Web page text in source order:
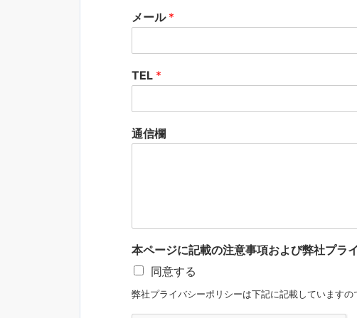
メール *
TEL *
通信欄
本ページに記載の注意事項および弊社プラ
同意する
弊社プライバシーポリシーは下記に記載していますの